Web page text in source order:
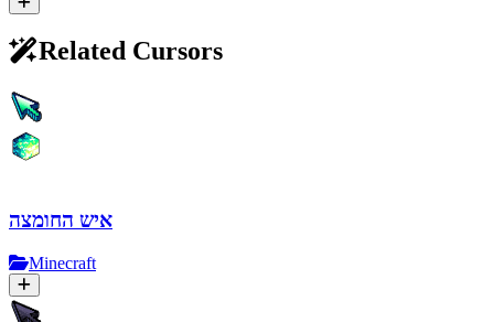
Related Cursors
איש החומצה
Minecraft